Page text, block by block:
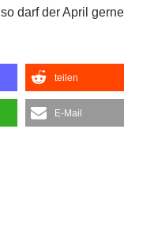
darf der April gerne
teilen
E-Mail